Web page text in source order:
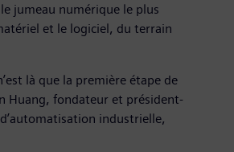
jumeau numérique le plus
et le logiciel, du terrain
là que la première étape de
Huang, fondateur et président-
industrielle,